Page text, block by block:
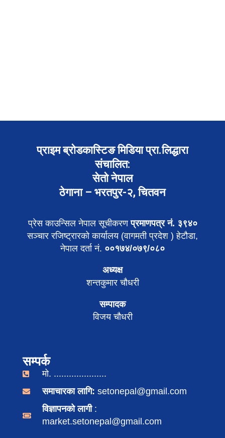
प्राइम ब्रोडकास्टिङ मिडिया प्रा.लिद्धारा
संचालित:
सेतो नेपाल
ठेगाना – भरतपुर-२, चितवन
प्रेस काउन्सिल नेपाल सूचीकरणप्रमाणपत्र नं. ३९४०
सञ्चार रजिष्ट्रारको कार्यालय (वागमती प्रदेश ) हेटौडा,
नेपाल दर्ता नं. ००१७४/०७९/०८०
अध्यक्ष
शन्तकुमार चौधरी
सम्पादक
विजय चौधरी
सम्पर्क
मो. .....................
समाचारका लागि: setonepal@gmail.com
विज्ञापनको लागी :
market.setonepal@gmail.com